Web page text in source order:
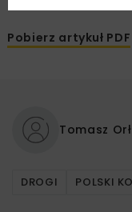
Pobierz artykuł PDF
Tomasz
DROGI POLSKI